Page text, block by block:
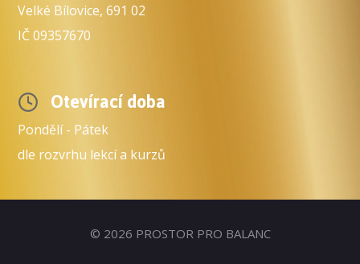
Velké Bílovice, 691 02
IČ 09357670
Otevírací doba
Pondělí - Pátek
dle rozvrhu lekcí a kurzů
© 2026 PROSTOR PRO BALANC